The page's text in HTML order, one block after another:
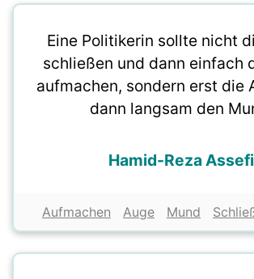
Eine Politikerin sollte nicht
schließen und dann einfach
aufmachen, sondern erst die
dann langsam den
Hamid-Reza Assefi
Aufmachen Auge Mund